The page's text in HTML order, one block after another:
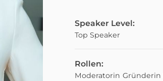
Speaker Level:
Top Speaker
Rollen:
Moderatorin Gründerin